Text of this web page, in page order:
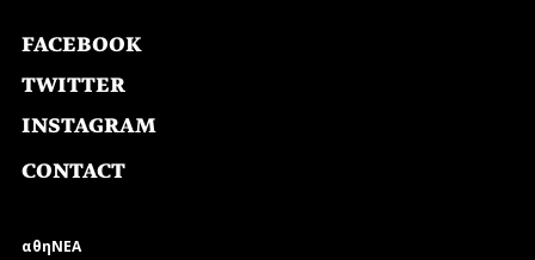
FACEBOOK
TWITTER
INSTAGRAM
CONTACT
αθηΝΕΑ